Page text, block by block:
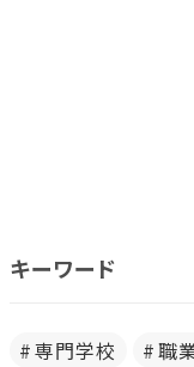
キーワード
専門学校 職